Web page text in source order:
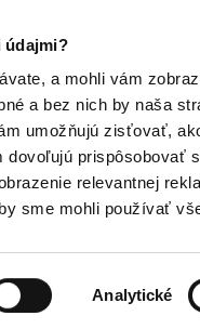
údajmi?
a mohli vám
a bez nich by naša
umožňujú zisťovať,
prispôsobovať
relevantnej
sme mohli používať
Analytické